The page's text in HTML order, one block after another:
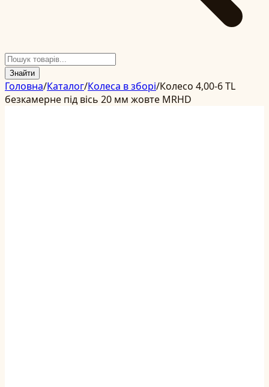
Знайти
Головна/Каталог/Колеса в зборі/Колесо 4,00-6 TL
безкамерне під вісь 20 мм жовте MRHD